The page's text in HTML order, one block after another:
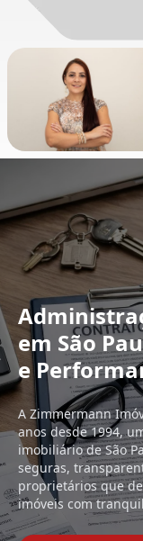
em São
e
A Zimmermann
anos desde 1994,
imobiliário de São
seguras,
proprietários que
imóveis com